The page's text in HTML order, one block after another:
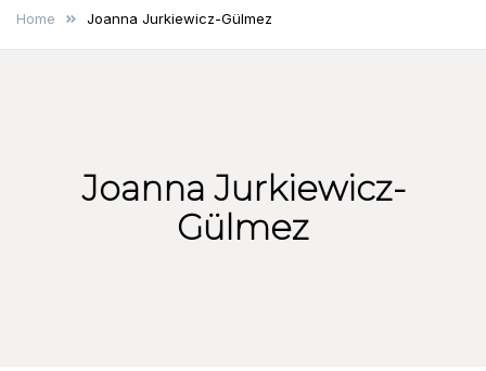
Stiftung
Home Joanna Jurkiewicz-Gülmez
Joanna Jurkiewicz-
Gülmez